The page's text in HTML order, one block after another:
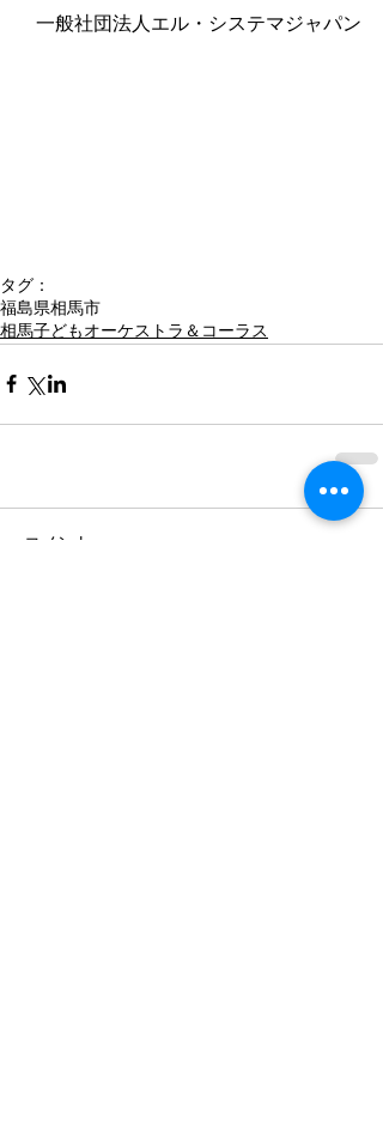
一般社団法人エル・システマジャパン
タグ：
福島県相馬市
相馬子どもオーケストラ＆コーラス
コメント